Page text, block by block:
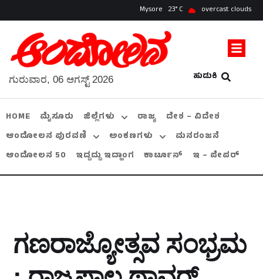
Mysore 23 overcast clouds
ಹುಡುಕಿ
ಗುರುವಾರ, 06 ಆಗಸ್ಟ್ 2026
HOME ಮೈಸೂರು ಜಿಲ್ಲೆಗಳು ರಾಜ್ಯ
ದೇಶ – ವಿದೇಶ
ಆಂದೋಲನ ಪುರವಣಿ
ಅಂಕಣಗಳು
ಮನರಂಜನೆ
ಆಂದೋಲನ 50
ಇದ್ದದ್ದು ಇದ್ಹಾಂಗ ಕಾರ್ಟೂನ್ ಇ – ಪೇಪರ್
ಗಣರಾಜ್ಯೋತ್ಸವ ಸಂಭ್ರಮ